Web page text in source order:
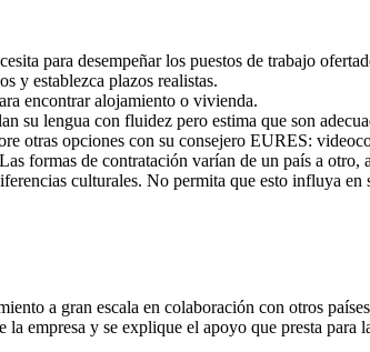
para desempeñar los puestos de trabajo
y establezca plazos realistas.
encontrar alojamiento o vivienda.
su lengua con fluidez pero estima que son
otras opciones con su consejero EURES:
formas de contratación varían de un país a
culturales. No permita que esto influya
a gran escala en colaboración con otros
empresa y se explique el apoyo que presta